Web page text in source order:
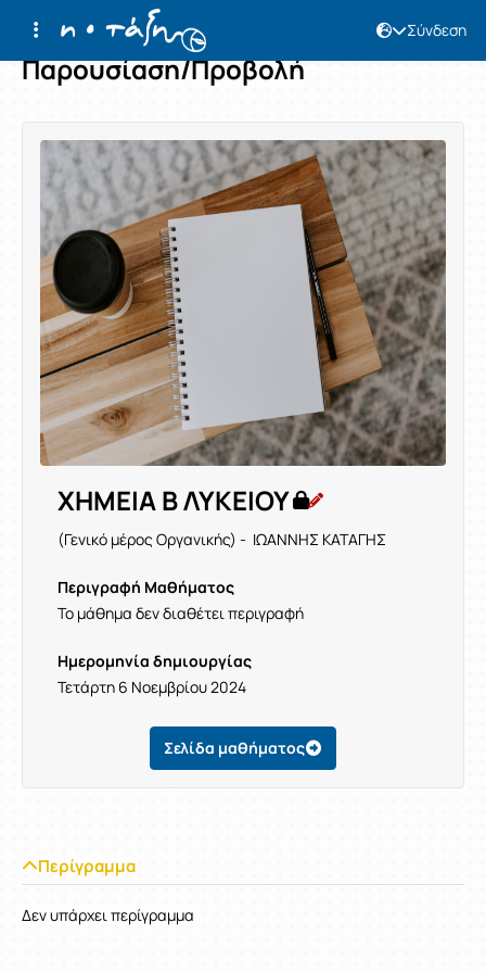
Σύνδεση
Παρουσίαση/Προβολή
ΧΗΜΕΙΑ Β ΛΥΚΕΙΟΥ
(Γενικό μέρος Οργανικής) - ΙΩΑΝΝΗΣ ΚΑΤΑΓΗΣ
Περιγραφή Μαθήματος
Το μάθημα δεν διαθέτει περιγραφή
Ημερομηνία δημιουργίας
Τετάρτη 6 Νοεμβρίου 2024
Σελίδα μαθήματος
Περίγραμμα
Δεν υπάρχει περίγραμμα